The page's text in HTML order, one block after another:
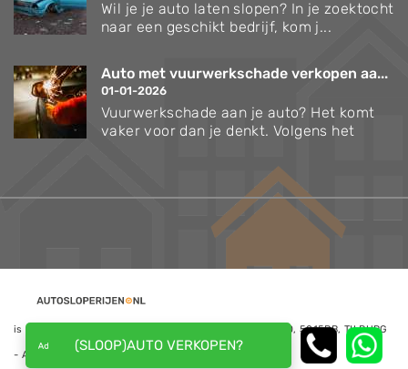
Wil je je auto laten slopen? In je zoektocht
naar een geschikt bedrijf, kom j...
Auto met vuurwerkschade verkopen aa...
01-01-2026
Vuurwerkschade aan je auto? Het komt
vaker voor dan je denkt. Volgens het
is een website van NoQ B.V., Kapitein Hatterasstraat 30, 5015BB, TILBURG
- Alle rechten voorbehouden
(SLOOP)AUTO VERKOPEN?